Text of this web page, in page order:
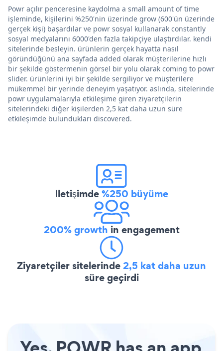
Powr açılır penceresine kaydolma a small amount of time
işleminde, kişilerini %250'nin üzerinde grow (600'ün üzerinde
gerçek kişi) başardılar ve powr sosyal kullanarak constantly
sosyal medyalarını 6000'den fazla takipçiye ulaştırdılar. kendi
sitelerinde besleyin. ürünlerin gerçek hayatta nasıl
göründüğünü ana sayfada added olarak müşterilerine hızlı
bir şekilde göstermenin görsel bir yolu olarak coming to powr
slider. ürünlerini iyi bir şekilde sergiliyor ve müşterilere
mükemmel bir yerinde deneyim yaşatıyor. aslında, sitelerinde
powr uygulamalarıyla etkileşime giren ziyaretçilerin
sitelerindeki diğer kişilerden 2,5 kat daha uzun süre
etkileşimde bulundukları discovered.
İletişimde%250 büyüme
200% growth in engagement
Ziyaretçiler sitelerinde2,5 kat daha uzun
süre geçirdi